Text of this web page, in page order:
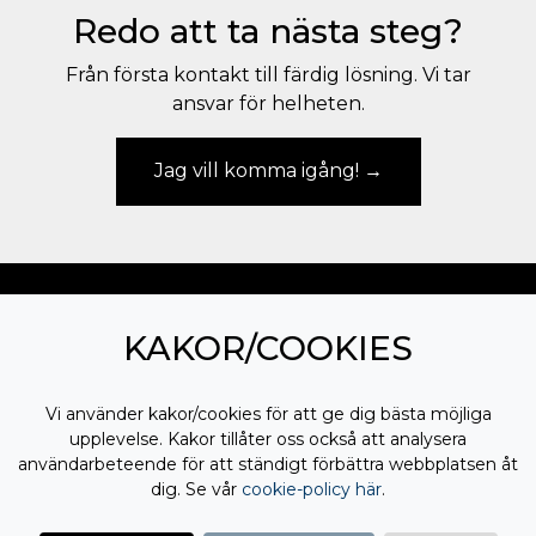
Redo att ta nästa steg?
Från första kontakt till färdig lösning. Vi tar
ansvar för helheten.
Jag vill komma igång!
EMAIL
KAKOR/COOKIES
Vi använder kakor/cookies för att ge dig bästa möjliga
upplevelse. Kakor tillåter oss också att analysera
användarbeteende för att ständigt förbättra webbplatsen åt
dig. Se vår cookie-policy här.